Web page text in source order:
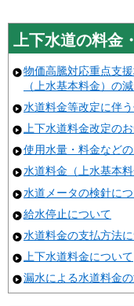
上下水道の料金
物価高騰対応重点支
（上水基本料金）の
水道料金等改定に伴
上下水道料金改定の
使用水量・料金など
水道料金（上水基本
水道メータの検針に
給水停止について
水道料金の支払方法
上下水道料金について
漏水による水道料金